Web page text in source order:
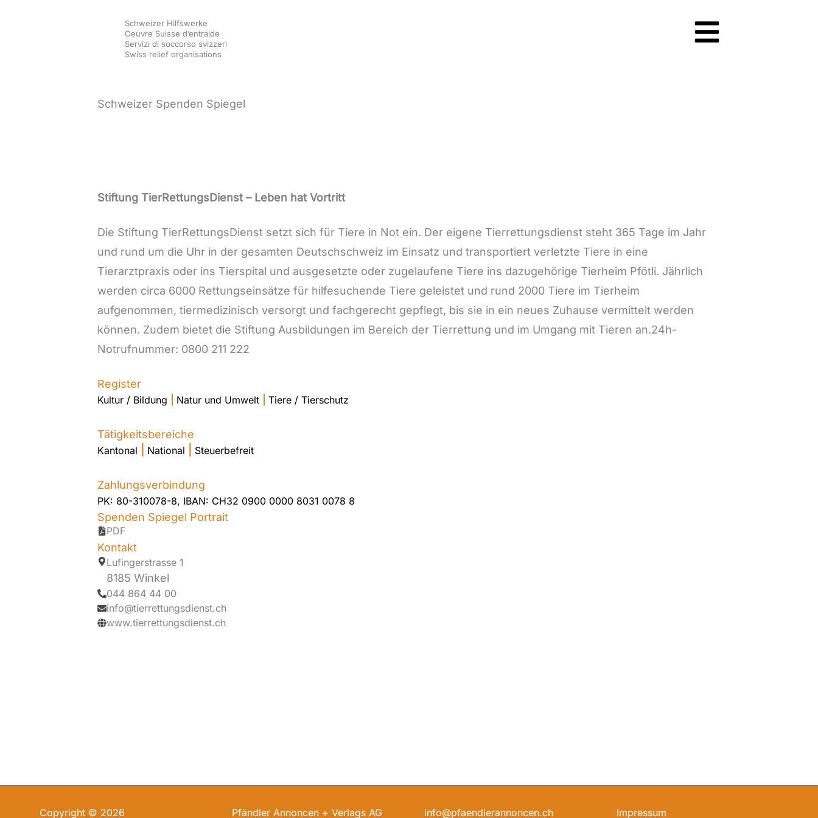
Schweizer Hilfswerke
Oeuvre Suisse d’entraide
Servizi di soccorso svizzeri
Swiss relief organisations
Schweizer Spenden Spiegel
Stiftung TierRettungsDienst – Leben hat Vortritt
Die Stiftung TierRettungsDienst setzt sich für Tiere in Not ein. Der eigene Tierrettungsdienst steht 365 Tage im Jahr
und rund um die Uhr in der gesamten Deutschschweiz im Einsatz und transportiert verletzte Tiere in eine
Tierarztpraxis oder ins Tierspital und ausgesetzte oder zugelaufene Tiere ins dazugehörige Tierheim Pfötli. Jährlich
werden circa 6000 Rettungseinsätze für hilfesuchende Tiere geleistet und rund 2000 Tiere im Tierheim
aufgenommen, tiermedizinisch versorgt und fachgerecht gepflegt, bis sie in ein neues Zuhause vermittelt werden
können. Zudem bietet die Stiftung Ausbildungen im Bereich der Tierrettung und im Umgang mit Tieren an.24h-
Notrufnummer: 0800 211 222
Register
Kultur / Bildung Natur und Umwelt Tiere / Tierschutz
Tätigkeitsbereiche
Kantonal National Steuerbefreit
Zahlungsverbindung
PK: 80-310078-8, IBAN: CH32 0900 0000 8031 0078 8
Spenden Spiegel Portrait
PDF
Kontakt
Lufingerstrasse 1
8185 Winkel
044 864 44 00
info@tierrettungsdienst.ch
www.tierrettungsdienst.ch
Copyright © 2026 Pfändler Annoncen + Verlags AG info@pfaendlerannoncen.ch Impressum